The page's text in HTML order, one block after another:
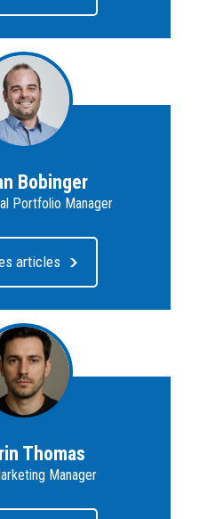
Bobinger
Portfolio Manager
articles
Thomas
Manager